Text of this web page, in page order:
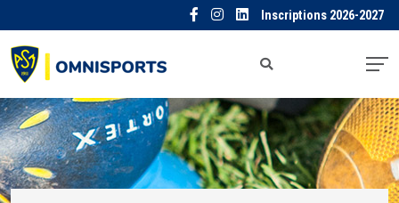
Inscriptions 2026-2027